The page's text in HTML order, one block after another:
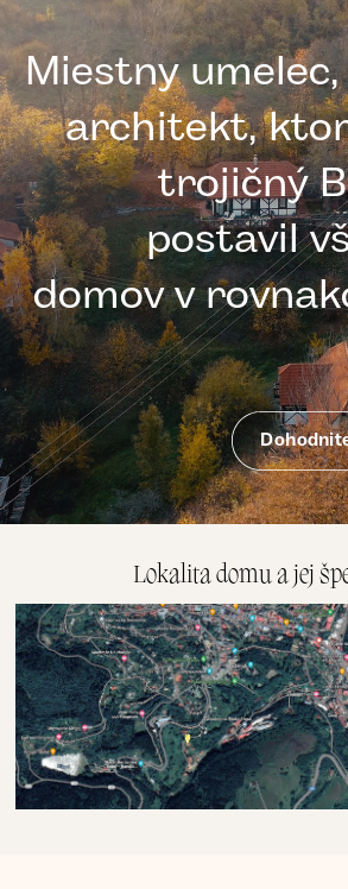
Miestny
architekt,
trojičný
postavil
domov v
Lokalita domu a jej